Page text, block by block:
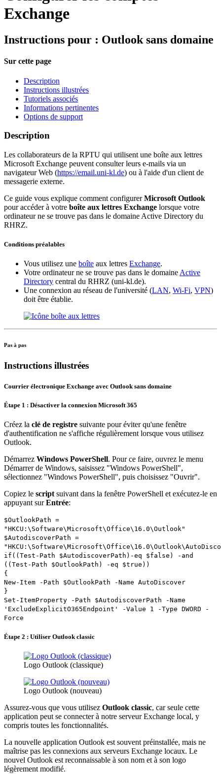
Exchange
Instructions pour : Outlook sans domaine
Sur cette page
Description
Instructions illustrées
Tutoriels associés
Informations pertinentes
Options de support
Description
Les collaborateurs de la RPTU qui utilisent une boîte aux lettres
Microsoft Exchange peuvent consulter leurs e-mails via un
navigateur Web (https://email.uni-kl.de) ou à l'aide d'un client de
messagerie externe.
Ce guide vous explique comment configurerMicrosoft Outlook
pour accéder à votre boîte aux lettres Exchange lorsque votre
ordinateur ne se trouve pas dans le domaine Active Directory du
RHRZ.
Conditions préalables
Vous utilisez une boîte aux lettres Exchange.
Votre ordinateur ne se trouve pas dans le domaineActive
Directory central du RHRZ (uni-kl.de).
Une connexion au réseau de l'université (LAN, Wi-Fi, VPN)
doit être établie.
Pas à pas
Instructions illustrées
Courrier électronique Exchange avec Outlook sans domaine
Étape 1 : Désactiver la connexion Microsoft 365
Créez la clé de registre suivante pour éviter qu'une fenêtre
d'authentification ne s'affiche régulièrement lorsque vous utilisez
Outlook.
Démarrez Windows PowerShell. Pour ce faire, ouvrez le menu
Démarrer de Windows, saisissez "Windows PowerShell",
sélectionnez "Windows PowerShell", puis choisissez "Ouvrir".
Copiez le script suivant dans la fenêtre PowerShell et exécutez-le en
appuyant surEntrée:
$OutlookPath =
"HKCU:\Software\Microsoft\Office\16.0\Outlook"
$AutodiscoverPath =
if((Test-Path $AutodiscoverPath)-eq $false) -and
((Test-Path $OutlookPath) -eq $true))
{
New-Item -Path $OutlookPath -Name AutoDiscover
}
Set-ItemProperty -Path $AutodiscoverPath -Name
'ExcludeExplicitO365Endpoint' -Value 1 -Type DWORD -
Force
Étape 2 : Utiliser Outlook classic
Logo Outlook (classique)
Logo Outlook (nouveau)
Assurez-vous que vous utilisez Outlook classic, car seule cette
application peut se connecter à notre serveur Exchange local, y
compris toutes les fonctionnalités.
La nouvelle application Outlook est souvent préinstallée, mais ne
maîtrise pas les connexions aux serveurs Exchange locaux. Le
nouvel Outlook est reconnaissable à son nom et à son logo
légèrement modifié.